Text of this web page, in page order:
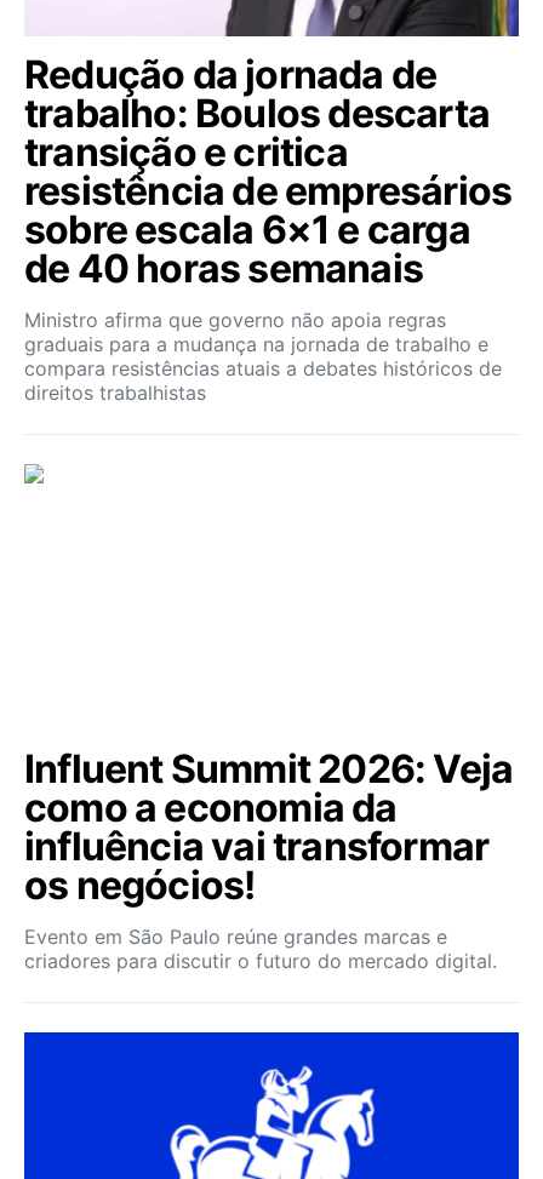
Redução da jornada de
trabalho: Boulos descarta
transição e critica
resistência de empresários
sobre escala 6×1 e carga
de 40 horas semanais
Ministro afirma que governo não apoia regras
graduais para a mudança na jornada de trabalho e
compara resistências atuais a debates históricos de
direitos trabalhistas
Influent Summit 2026: Veja
como a economia da
influência vai transformar
os negócios!
Evento em São Paulo reúne grandes marcas e
criadores para discutir o futuro do mercado digital.